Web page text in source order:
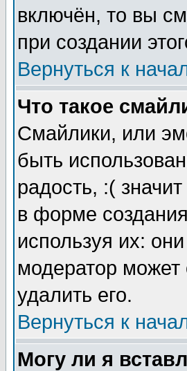
включён, то вы
при создании
Вернуться к
Что такое
Смайлики, или
быть
радость, :(
в форме
используя их:
модератор
удалить его.
Вернуться к
Могу ли я